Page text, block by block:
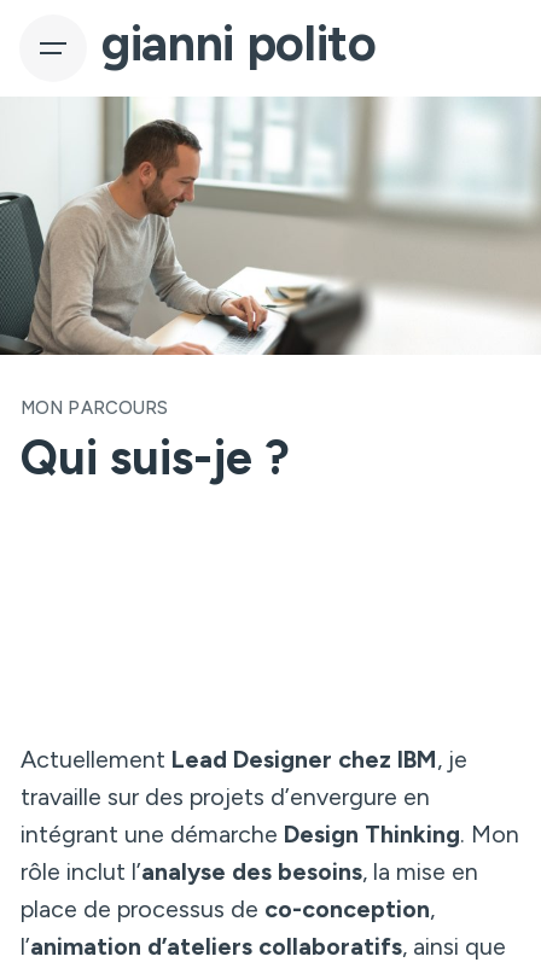
gianni polito
MON PARCOURS
Qui suis-je ?
Actuellement Lead Designer chez IBM, je
travaille sur des projets d’envergure en
intégrant une démarche Design Thinking. Mon
rôle inclut l’analyse des besoins, la mise en
place de processus de co-conception,
l’animation d’ateliers collaboratifs, ainsi que